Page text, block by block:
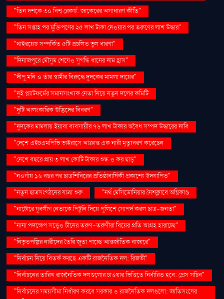
"তিন দশকে ৩০ বিশ্ব রেকর্ড: জাকেরের অসাধারণ কীর্তি"
"তিন সপ্তাহ পর মুক্তিপণের ২৫ লাখ টাকা দেওয়ার পর তরুণের লাশ উদ্ধার"
"থাইরয়েড সম্পর্কিত ৫টি প্রচলিত ভুল ধারণা"
"দিনাজপুরে মৌসুম শেষেও সুগন্ধি ধানের দাম হ্রাস"
"দীপু মনি ও তাঁর স্বামীর বিরুদ্ধে দুদকের মামলা দায়ের"
"দুই প্ল্যাটফর্মের সমানসংখ্যক নেতা নিয়ে নতুন দলের কমিটি
"দুটি আলংকারিক উদ্ভিদের বিবরণ"
"দুদকের মামলায় ইয়াবা ব্যবসায়ীর ৭৬ লাখ টাকার অবৈধ সম্পদ উদ্ধারের দাবি
"দেশে এইচএমপিভি ভাইরাসে আক্রান্ত এক নারী মৃত্যুবরণ করেছেন
"দেশে বছরে প্রায় ৩ লাখ কোটি টাকার শুল্ক ও কর ছাড়"
"নওগাঁয় ১৬ বছর পর ছাত্রশিবিরের প্রতিষ্ঠাবার্ষিকী প্রকাশ্যে উদযাপিত"
"নতুন ছাত্রসংগঠনের যাত্রা শুরু
"নর্থ মেসিডোনিয়ার নৈশক্লাবে অগ্নিকাণ্ড
"নাটোরে যুবলীগ নেতাকে পিটুনি দিয়ে পুলিশে সোপর্দ করল ছাত্র-জনতা"
"নানা পদক্ষেপ সত্ত্বেও চীনের তরুণ-তরুণীরা বিয়ের প্রতি আগ্রহ হারাচ্ছে"
"নিভৃতপল্লির নারীদের তৈরি জুতা পাচ্ছে আন্তর্জাতিক বাজারে"
"নির্বাচন নিয়ে বিতর্ক করছে একটি রাজনৈতিক দল: রিজভী"
"নির্বাচনের তারিখ রাজনৈতিক দলগুলোর চাওয়ার ভিত্তিতে নির্ধারিত হবে: প্রেস সচিব"
"নির্বাচনের সময়সীমা নির্ধারণ করবে সরকার ও রাজনৈতিক দলগুলো: জাতিসংঘের